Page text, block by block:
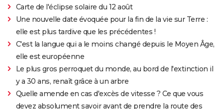
Carte de l'éclipse solaire du 12 août
Une nouvelle date évoquée pour la fin de la vie sur Terre :
elle est plus tardive que les précédentes !
C'est la langue qui a le moins changé depuis le Moyen Âge,
elle est européenne
Le plus gros perroquet du monde, au bord de l'extinction il
y a 30 ans, renaît grâce à un arbre
Quelle amende en cas d'excès de vitesse ? Ce que vous
devez absolument savoir avant de prendre la route des